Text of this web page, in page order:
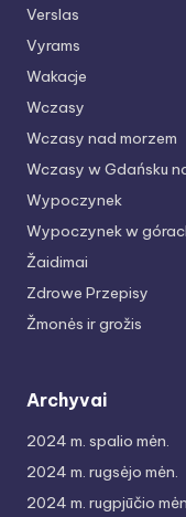
Verslas
Vyrams
Wakacje
Wczasy
Wczasy nad morzem
Wczasy w Gdańsku
Wypoczynek
Wypoczynek w
Žaidimai
Zdrowe Przepisy
Žmonės ir grožis
Archyvai
2024 m. spalio mėn.
2024 m. rugsėjo mėn.
2024 m. rugpjūčio